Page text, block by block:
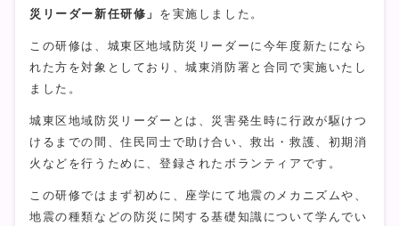
災リーダー新任研修」 を実施しました。
この研修は、城東区地域防災リーダーに今年度新たになら
れた方を対象としており、城東消防署と合同で実施いたし
ました。
城東区地域防災リーダーとは、災害発生時に行政が駆けつ
けるまでの間、住民同士で助け合い、救出・救護、初期消
火などを行うために、登録されたボランティアです。
この研修ではまず初めに、座学にて地震のメカニズムや、
地震の種類などの防災に関する基礎知識について学んでい